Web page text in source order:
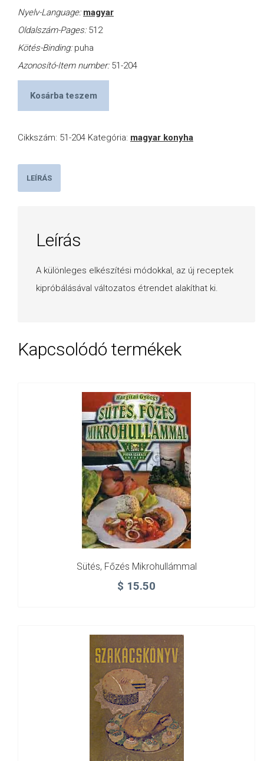
Nyelv-Language: magyar
Oldalszám-Pages: 512
Kötés-Binding: puha
Azonosító-Item number: 51-204
Kosárba teszem
Cikkszám: 51-204 Kategória: magyar konyha
LEÍRÁS
Leírás
A különleges elkészítési módokkal, az új receptek
kipróbálásával változatos étrendet alakíthat ki.
Kapcsolódó termékek
Sütés, Főzés Mikrohullámmal
$ 15.50